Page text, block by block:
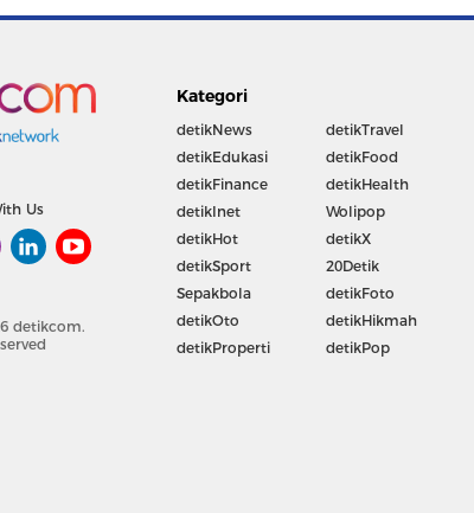
Us
detikcom.
Kategori
detikNews
detikEdukasi
detikFinance
detikInet
detikHot
detikSport
Sepakbola
detikOto
detikProperti
detikTravel
detikFood
detikHealth
Wolipop
detikX
20Detik
detikFoto
detikHikmah
detikPop